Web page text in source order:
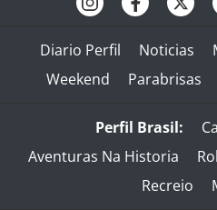
Diario Perfil Noticias
Weekend
Parabrisas
Perfil Brasil:
Aventuras Na Historia
Recreio